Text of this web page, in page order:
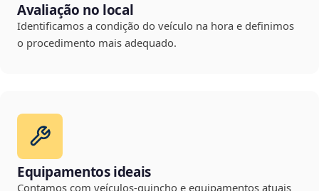
Avaliação no local
Identificamos a condição do veículo na hora e definimos
o procedimento mais adequado.
Equipamentos ideais
Contamos com veículos-guincho e equipamentos atuais